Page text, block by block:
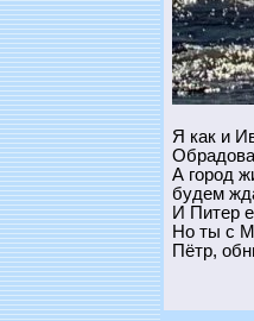
Я как и
А город
будем
И Питер
Но ты с
Пётр,